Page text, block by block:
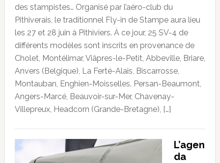
des stampistes… Organisé par l’aéro-club du
Pithiverais, le traditionnel Fly-in de Stampe aura lieu
les 27 et 28 juin à Pithiviers. À ce jour, 25 SV-4 de
différents modèles sont inscrits en provenance de
Cholet, Montélimar, Viâpres-le-Petit, Abbeville, Briare,
Anvers (Belgique), La Ferté-Alais, Biscarrosse,
Montauban, Enghien-Moisselles, Persan-Beaumont,
Angers-Marcé, Beauvoir-sur-Mer, Chavenay-
Villepreux, Headcorn (Grande-Bretagne), […]
L’agen
da